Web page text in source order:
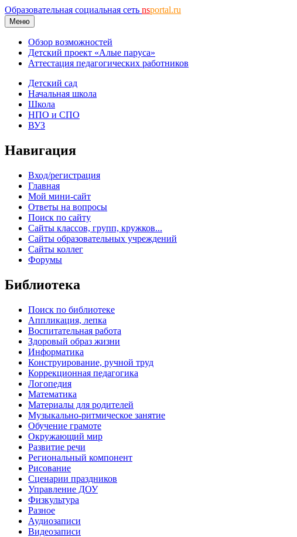
Образовательная социальная сеть nsportal.ru
Меню
Обзор возможностей
Детский проект «Алые паруса»
Аттестация педагогических работников
Детский сад
Начальная школа
Школа
НПО и СПО
ВУЗ
Навигация
Вход/регистрация
Главная
Мой мини-сайт
Ответы на вопросы
Поиск по сайту
Сайты классов, групп, кружков...
Сайты образовательных учреждений
Сайты коллег
Форумы
Библиотека
Поиск по библиотеке
Аппликация, лепка
Воспитательная работа
Здоровый образ жизни
Информатика
Конструирование, ручной труд
Коррекционная педагогика
Логопедия
Математика
Материалы для родителей
Музыкально-ритмическое занятие
Обучение грамоте
Окружающий мир
Развитие речи
Региональный компонент
Рисование
Сценарии праздников
Управление ДОУ
Физкультура
Разное
Аудиозаписи
Видеозаписи